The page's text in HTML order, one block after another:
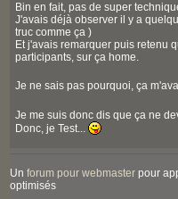
Bin en fait, pas de super
J'avais déjà observer il y a
truc comme ça )
Et j'avais remarquer puis retenu
participants, sur ça home.
Je ne sais pas pourquoi, ça
Je me suis donc dis que ça ne
Donc, je Test...
Un forum pour webmaster pour
optimisés